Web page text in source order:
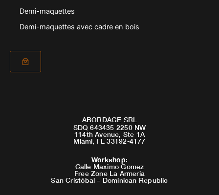
Demi-maquettes
Demi-maquettes avec cadre en bois
ABORDAGE SRL
SDQ 643435 2250 NW
114th Avenue, Ste 1A
Miami, FL 33192-4177
Workshop:
Calle Maximo Gomez
Free Zone La Armeria
San Cristóbal – Dominican Republic